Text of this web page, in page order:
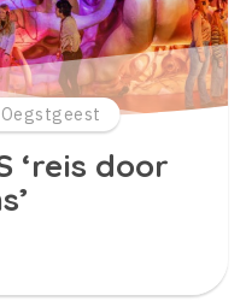
Oegstgeest
‘reis door